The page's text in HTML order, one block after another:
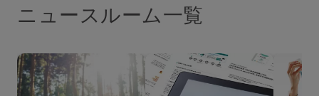
ニュースルーム一覧